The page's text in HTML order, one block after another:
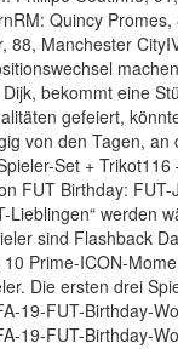
Quincy
88, Manchester
bekommt eine
gefeiert,
von den Tagen,
Set +
FUT Birthday:
Lieblingen“ werden
sind Flashback
Prime-ICON-
Die ersten drei
19-FUT-Birthday-
19-FUT-Birthday-